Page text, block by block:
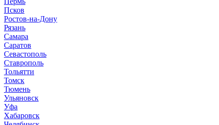
Псков
Ростов-на-Дону
Рязань
Самара
Саратов
Севастополь
Ставрополь
Тольятти
Томск
Тюмень
Ульяновск
Уфа
Хабаровск